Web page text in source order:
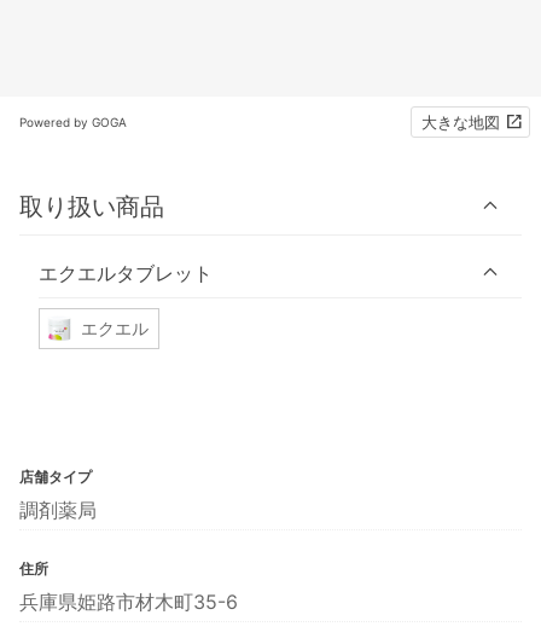
Powered by GOGA 大きな地図
取り扱い商品
エクエルタブレット
エクエル
店舗タイプ
調剤薬局
住所
兵庫県姫路市材木町35-6